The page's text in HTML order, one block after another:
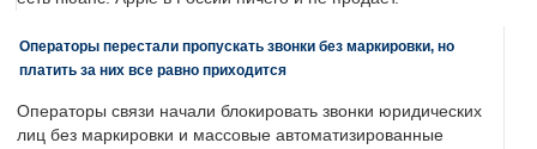
Операторы перестали пропускать звонки без маркировки, но
платить за них все равно приходится
Операторы связи начали блокировать звонки юридических
лиц без маркировки и массовые автоматизированные